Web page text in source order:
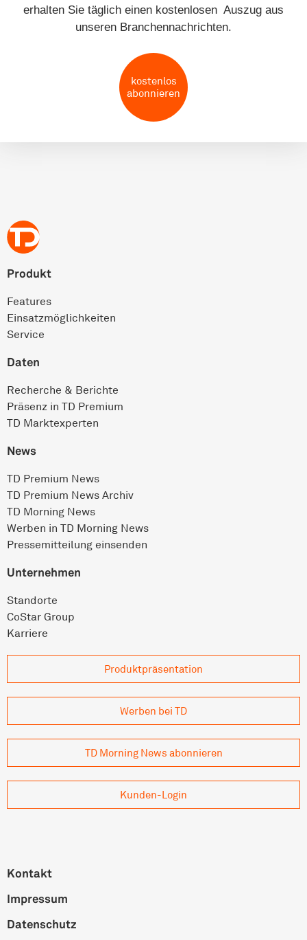
erhalten Sie täglich einen kostenlosen Auszug aus
unseren Branchennachrichten.
kostenlos
abonnieren
Produkt
Features
Einsatz­möglichkeiten
Service
Daten
Recherche & Berichte
Präsenz in TD Premium
TD Marktexperten
News
TD Premium News
TD Premium News Archiv
TD Morning News
Werben in TD Morning News
Pressemitteilung einsenden
Unternehmen
Standorte
CoStar Group
Karriere
Produkt­präsentation
Werben bei TD
TD Morning News abonnieren
Kunden-Login
Kontakt
Impressum
Datenschutz